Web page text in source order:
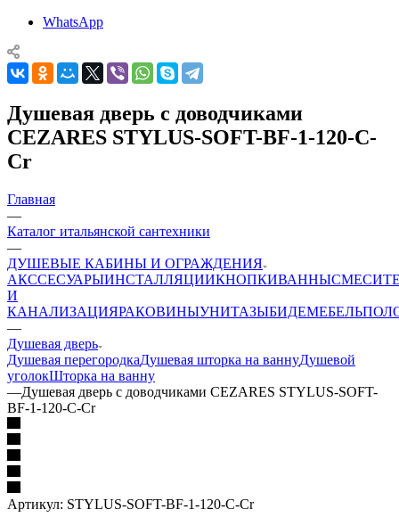
WhatsApp
Душевая дверь с доводчиками
CEZARES STYLUS-SOFT-BF-1-120-C-
Cr
Главная
—
Каталог итальянской сантехники
—
ДУШЕВЫЕ КАБИНЫ И ОГРАЖДЕНИЯ
АКССЕСУАРЫИНСТАЛЛЯЦИИКНОПКИВАННЫ
И
КАНАЛИЗАЦИЯРАКОВИНЫУНИТАЗЫБИДЕМЕБЕЛЬ
—
Душевая дверь
Душевая перегородкаДушевая шторка на ваннуДушевой
уголокШторка на ванну
—Душевая дверь с доводчиками CEZARES STYLUS-SOFT-
BF-1-120-C-Cr
Артикул: STYLUS-SOFT-BF-1-120-C-Cr